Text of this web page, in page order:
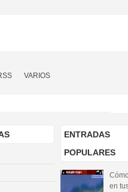
VARIOS
ENTRADAS
POPULARES
en